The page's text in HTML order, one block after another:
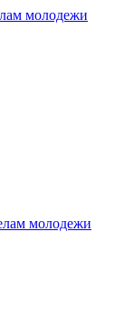
молодежи
молодежи